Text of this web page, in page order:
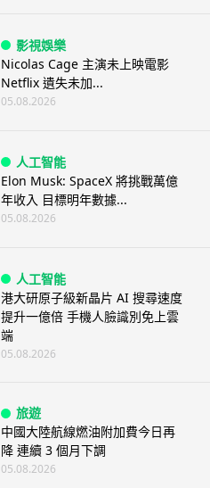
影視娛樂
Nicolas Cage 主演未上映電影
Netflix 遺失未加...
05.08.2026
人工智能
Elon Musk: SpaceX 將挑戰萬億
年收入 目標明年數據...
05.08.2026
人工智能
港大研原子級新晶片 AI 搜尋速度
提升一億倍 手機人臉識別免上雲
端
05.08.2026
旅遊
中國大陸航線燃油附加費今日再
降 連續 3 個月下調
05.08.2026